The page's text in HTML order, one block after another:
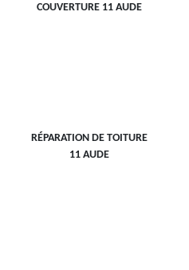
COUVERTURE 11 AUDE
RÉPARATION DE TOITURE
11 AUDE